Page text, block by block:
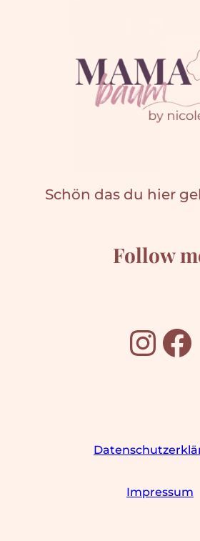
Schön das du hier
Follow
InstagramFacebook
Impressum